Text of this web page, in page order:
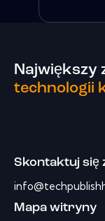
Największy
technologii
Skontaktuj się
Mapa witryny